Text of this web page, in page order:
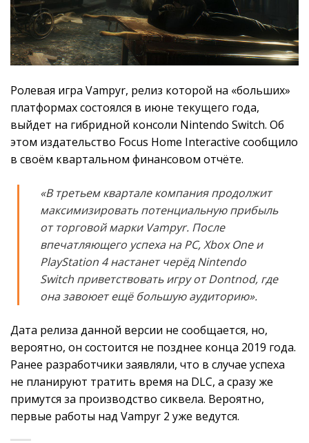
Ролевая игра Vampyr, релиз которой на «больших»
платформах состоялся в июне текущего года,
выйдет на гибридной консоли Nintendo Switch. Об
этом издательство Focus Home Interactive сообщило
в своём квартальном финансовом отчёте.
«В третьем квартале компания продолжит
максимизировать потенциальную прибыль
от торговой марки Vampyr. После
впечатляющего успеха на PC, Xbox One и
PlayStation 4 настанет черёд Nintendo
Switch приветствовать игру от Dontnod, где
она завоюет ещё большую аудиторию».
Дата релиза данной версии не сообщается, но,
вероятно, он состоится не позднее конца 2019 года.
Ранее разработчики заявляли, что в случае успеха
не планируют тратить время на DLC, а сразу же
примутся за производство сиквела. Вероятно,
первые работы над Vampyr 2 уже ведутся.